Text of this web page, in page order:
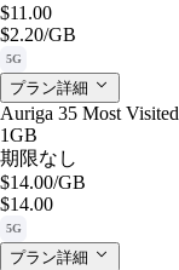
$11.00
$2.20/GB
5G
プラン詳細
Auriga 35 Most Visited
1GB
期限なし
$14.00/GB
$14.00
5G
プラン詳細